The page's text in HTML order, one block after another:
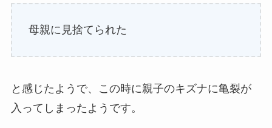
母親に見捨てられた
と感じたようで、この時に親子のキズナに亀裂が
入ってしまったようです。